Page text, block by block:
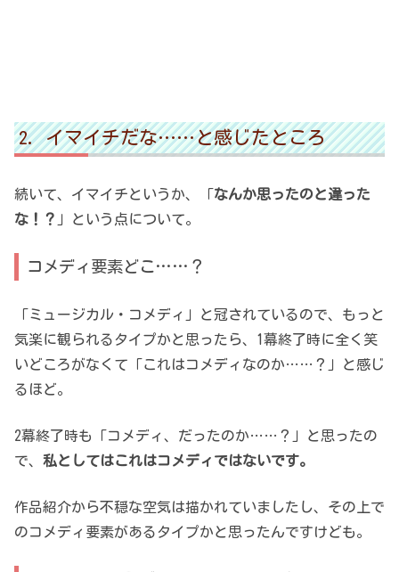
イマイチだな……と感じたところ
続いて、イマイチというか、「 なんか思ったのと違った
な！？ 」という点について。
コメディ要素どこ……？
「ミュージカル・コメディ」と冠されているので、もっと
気楽に観られるタイプかと思ったら、1幕終了時に全く笑
いどころがなくて「これはコメディなのか……？」と感じ
るほど。
2幕終了時も「コメディ、だったのか……？」と思ったの
で、 私としてはこれはコメディではないです。
作品紹介から不穏な空気は描かれていましたし、その上で
のコメディ要素があるタイプかと思ったんですけども。